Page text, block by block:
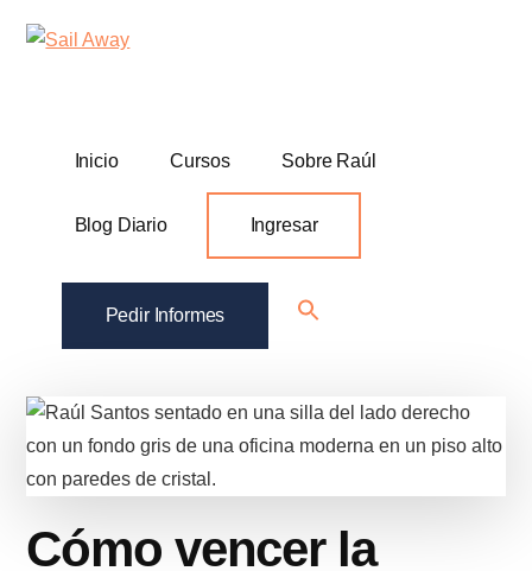
Additional
menu
Sail
Academia
Inicio
Cursos Sobre Raúl
Blog Diario Ingresar
Pedir Informes
Search
Cómo vencer la